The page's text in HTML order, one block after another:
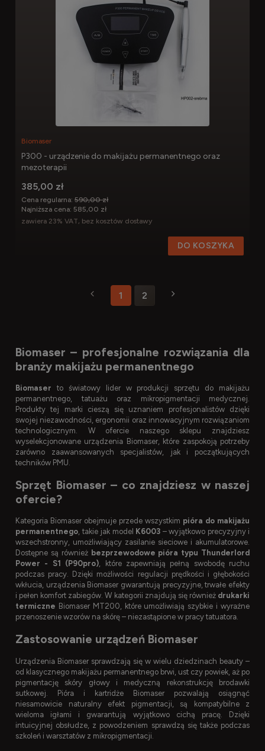
P300 - urządzenie do makijażu permanentnego oraz
mezoterapii
Biomaser
385,00 zł
zawiera 23% VAT, bez kosztów dostawy
Cena regularna: 590,00 zł
Najniższa cena: 585,00 zł
DO KOSZYKA
1 2
Biomaser – profesjonalne rozwiązania dla
branży makijażu permanentnego
Biomaser to światowy lider w produkcji sprzętu do makijażu
permanentnego, tatuażu oraz mikropigmentacji medycznej.
Produkty tej marki cieszą się uznaniem profesjonalistów dzięki
swojej niezawodności, ergonomii oraz innowacyjnym rozwiązaniom
technologicznym. W ofercie naszego sklepu znajdziesz
wyselekcjonowane urządzenia Biomaser, które zaspokoją potrzeby
zarówno zaawansowanych specjalistów, jak i początkujących
techników PMU.
Sprzęt Biomaser – co znajdziesz w naszej
ofercie?
Kategoria Biomaser obejmuje przede wszystkim pióra do makijażu
permanentnego, takie jak model K6003 – wyjątkowo precyzyjny i
wszechstronny, umożliwiający zasilanie sieciowe i akumulatorowe.
Dostępne są również bezprzewodowe pióra typu Thunderlord
Power - S1 (P90pro), które zapewniają pełną swobodę ruchu
podczas pracy. Dzięki możliwości regulacji prędkości i głębokości
wkłucia, urządzenia Biomaser gwarantują precyzyjne, trwałe efekty
i pełen komfort zabiegów. W kategorii znajdują się również drukarki
termiczne Biomaser MT200, które umożliwiają szybkie i wyraźne
przenoszenie wzorów na skórę – niezastąpione w pracy tatuatora.
Zastosowanie urządzeń Biomaser
Urządzenia Biomaser sprawdzają się w wielu dziedzinach beauty –
od klasycznego makijażu permanentnego brwi, ust czy powiek, aż po
pigmentację skóry głowy i medyczną rekonstrukcję brodawki
sutkowej. Pióra i kartridże Biomaser pozwalają osiągnąć
niesamowicie naturalny efekt pigmentacji, są kompatybilne z
wieloma igłami i gwarantują wyjątkowo cichą pracę. Dzięki
intuicyjnej obsłudze, z powodzeniem sprawdzą się także podczas
szkoleń i warsztatów z mikropigmentacji.